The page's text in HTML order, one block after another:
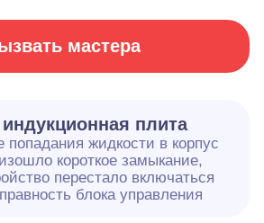
мастера
плита
попадания жидкости в корпус
короткое замыкание,
перестало включаться
блока управления